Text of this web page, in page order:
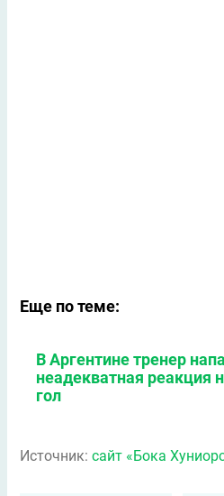
Еще по теме:
В Аргентине тренер
неадекватная реакция
гол
Источник: сайт «Бока